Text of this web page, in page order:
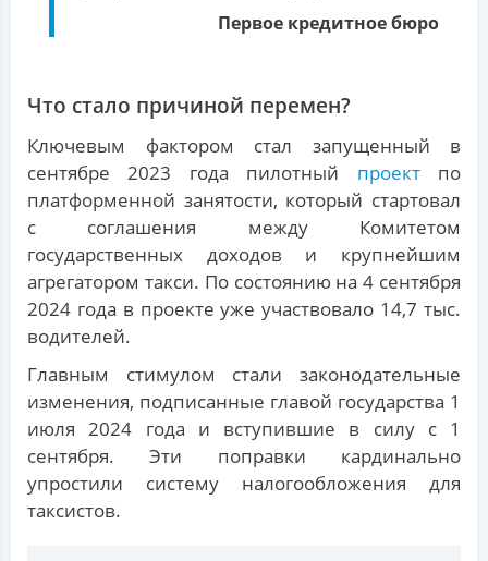
Первое кредитное бюро
Что стало причиной перемен?
Ключевым фактором стал запущенный в
сентябре 2023 года пилотный проектпо
платформенной занятости, который стартовал
с соглашения между Комитетом
государственных доходов и крупнейшим
агрегатором такси. По состоянию на 4 сентября
2024 года в проекте уже участвовало 14,7 тыс.
водителей.
Главным стимулом стали законодательные
изменения, подписанные главой государства 1
июля 2024 года и вступившие в силу с 1
сентября. Эти поправки кардинально
упростили систему налогообложения для
таксистов.